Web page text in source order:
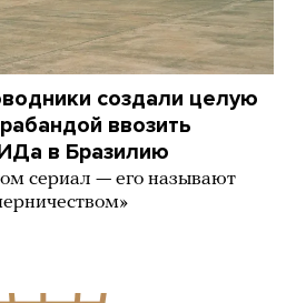
создали целую
ввозить
в Бразилию
сериал — его называют